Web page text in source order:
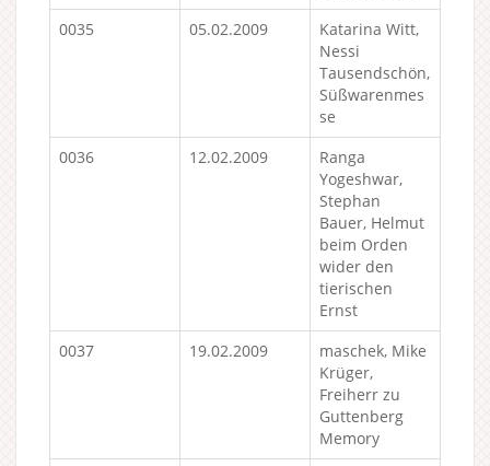
0035
05.02.2009
Katarina Witt,
Nessi
Tausendschön,
Süßwarenmes
se
0036
12.02.2009
Ranga
Yogeshwar,
Stephan
Bauer, Helmut
beim Orden
wider den
tierischen
Ernst
0037
19.02.2009
maschek, Mike
Krüger,
Freiherr zu
Guttenberg
Memory